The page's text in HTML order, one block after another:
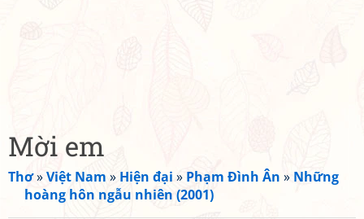
Mời em
Thơ»Việt Nam » Hiện đại » Phạm Đình Ân » Những
hoàng hôn ngẫu nhiên (2001)